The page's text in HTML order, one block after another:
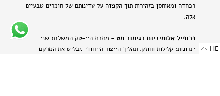
הכחדה ומאוחסן בזהירות תוך הקפדה על עדינותם של חומרים טבעיים
אלה.
פרופיל אלומיניום בגימור מט - מתכת היי-טק המשלבת שני
יתרונות: קלילות וחוזק. תהליך הייצור הייחודי מבליט את המרקם
HE